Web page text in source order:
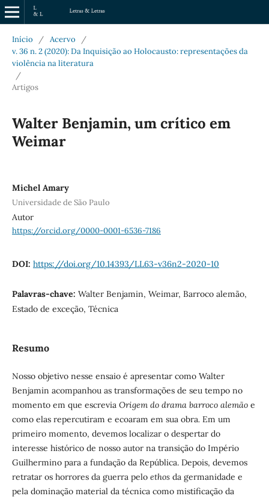
Início / Acervo
/
v. 36 n. 2 (2020): Da Inquisição ao Holocausto: representações da
violência na literatura
/
Artigos
Walter Benjamin, um crítico em
Weimar
Michel Amary
Universidade de São Paulo
Autor
https://orcid.org/0000-0001-6536-7186
DOI: https://doi.org/10.14393/LL63-v36n2-2020-10
Palavras-chave: Walter Benjamin, Weimar, Barroco alemão,
Estado de exceção, Técnica
Resumo
Nosso objetivo nesse ensaio é apresentar como Walter
Benjamin acompanhou as transformações de seu tempo no
momento em que escrevia Origem do drama barroco alemão e
como elas repercutiram e ecoaram em sua obra. Em um
primeiro momento, devemos localizar o despertar do
interesse histórico de nosso autor na transição do Império
Guilhermino para a fundação da República. Depois, devemos
retratar os horrores da guerra pelo ethosda germanidade e
pela dominação material da técnica como mistificação da